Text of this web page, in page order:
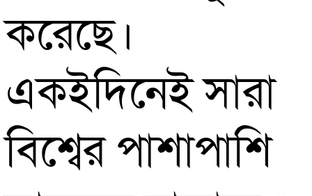
করেছে।
একইদিনেই সারা
বিশ্বের পাশাপাশি